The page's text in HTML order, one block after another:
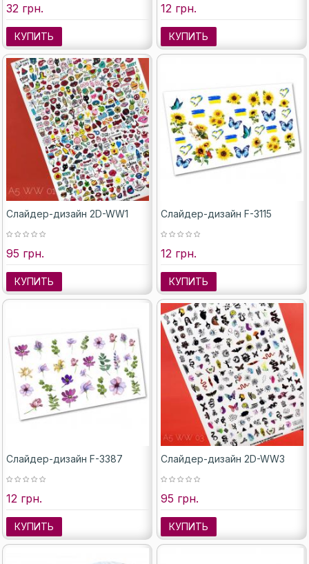
32 грн.
КУПИТЬ
12 грн.
КУПИТЬ
Слайдер-дизайн 2D-WW1
95 грн.
КУПИТЬ
Слайдер-дизайн F-3115
12 грн.
КУПИТЬ
Слайдер-дизайн F-3387
12 грн.
КУПИТЬ
Слайдер-дизайн 2D-WW3
95 грн.
КУПИТЬ